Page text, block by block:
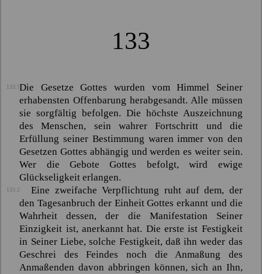
133
133:1Die Gesetze Gottes wurden vom Himmel Seiner
erhabensten Offenbarung herabgesandt. Alle müssen
sie sorgfältig befolgen. Die höchste Auszeichnung
des Menschen, sein wahrer Fortschritt und die
Erfüllung seiner Bestimmung waren immer von den
Gesetzen Gottes abhängig und werden es weiter sein.
Wer die Gebote Gottes befolgt, wird ewige
Glückseligkeit erlangen.
133:2
Eine zweifache Verpflichtung ruht auf dem, der
den Tagesanbruch der Einheit Gottes erkannt und die
Wahrheit dessen, der die Manifestation Seiner
Einzigkeit ist, anerkannt hat. Die erste ist Festigkeit
in Seiner Liebe, solche Festigkeit, daß ihn weder das
Geschrei des Feindes noch die Anmaßung des
Anmaßenden davon abbringen können, sich an Ihn,